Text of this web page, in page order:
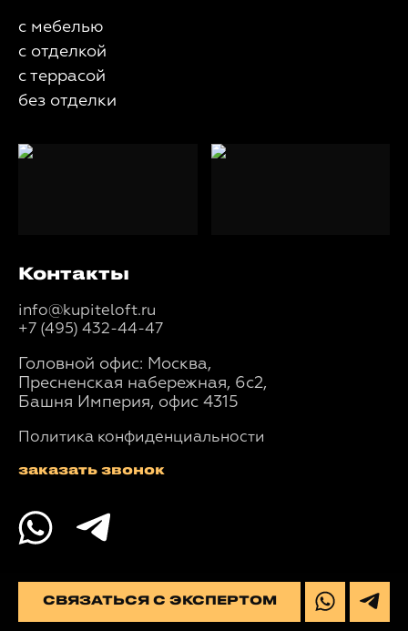
с мебелью
с отделкой
с террасой
без отделки
Контакты
info@kupiteloft.ru
+7 (495) 432-44-47
Головной офис: Москва,
Пресненская набережная, 6с2,
Башня Империя, офис 4315
Политика конфиденциальности
заказать звонок
СВЯЗАТЬСЯ С ЭКСПЕРТОМ